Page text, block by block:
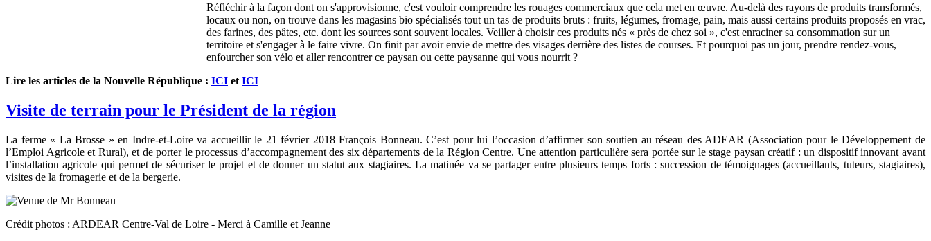
Réfléchir à la façon dont on s'approvisionne, c'est vouloir comprendre les rouages commerciaux que cela met en œuvre. Au-delà des rayons de produits transformés,
locaux ou non, on trouve dans les magasins bio spécialisés tout un tas de produits bruts : fruits, légumes, fromage, pain, mais aussi certains produits proposés en vrac,
des farines, des pâtes, etc. dont les sources sont souvent locales. Veiller à choisir ces produits nés « près de chez soi », c'est enraciner sa consommation sur un
territoire et s'engager à le faire vivre. On finit par avoir envie de mettre des visages derrière des listes de courses. Et pourquoi pas un jour, prendre rendez-vous,
enfourcher son vélo et aller rencontrer ce paysan ou cette paysanne qui vous nourrit ?
Lire les articles de la Nouvelle République : ICI et ICI
Visite de terrain pour le Président de la région
La ferme « La Brosse » en Indre-et-Loire va accueillir le 21 février 2018 François Bonneau. C’est pour lui l’occasion d’affirmer son soutien au réseau des ADEAR (Association pour le Développement de
l’Emploi Agricole et Rural), et de porter le processus d’accompagnement des six départements de la Région Centre. Une attention particulière sera portée sur le stage paysan créatif : un dispositif innovant avant
l’installation agricole qui permet de sécuriser le projet et de donner un statut aux stagiaires. La matinée va se partager entre plusieurs temps forts : succession de témoignages (accueillants, tuteurs, stagiaires),
visites de la fromagerie et de la bergerie.
Crédit photos : ARDEAR Centre-Val de Loire - Merci à Camille et Jeanne